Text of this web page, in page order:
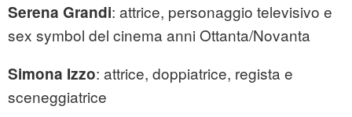
Serena Grandi: attrice, personaggio televisivo e
sex symbol del cinema anni Ottanta/Novanta
Simona Izzo: attrice, doppiatrice, regista e
sceneggiatrice